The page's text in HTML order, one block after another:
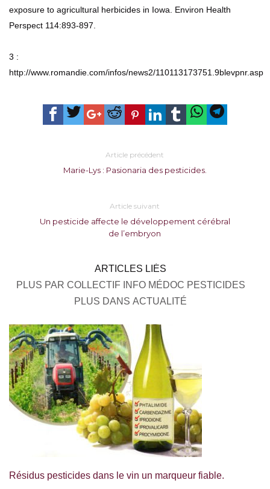
exposure to agricultural herbicides in Iowa. Environ Health
Perspect 114:893-897.
3 :
http://www.romandie.com/infos/news2/110113173751.9blevpnr.asp
Article précédent
Marie-Lys : Pasionaria des pesticides.
Article suivant
Un pesticide affecte le développement cérébral
de l’embryon
ARTICLES LIÉS
PLUS PAR COLLECTIF INFO MÉDOC PESTICIDES
PLUS DANS ACTUALITÉ
Résidus pesticides dans le vin un marqueur fiable.